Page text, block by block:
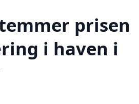
prisen
i haven i